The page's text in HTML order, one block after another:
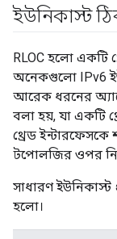
ইউনিকাস্ট
RLOC হলো একটি
অনেকগুলো IPv6
আরেক ধরনের
বলা হয়, যা একটি
থ্রেড ইন্টারফেসকে
টপোলজির ওপর
সাধারণ ইউনিকাস্ট
হলো।